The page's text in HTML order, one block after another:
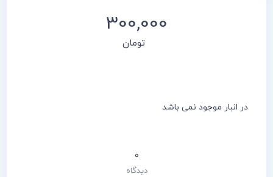
300,000
تومان
در انبار موجود نمی باشد
0
دیدگاه